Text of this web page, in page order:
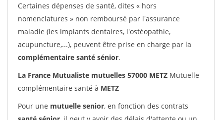
Certaines dépenses de santé, dites « hors
nomenclatures » non remboursé par l'assurance
maladie (les implants dentaires, l'ostéopathie,
acupuncture,...), peuvent être prise en charge par la
complémentaire santé sénior.
La France Mutualiste mutuelles 57000 METZ Mutuelle
complémentaire santé à METZ
Pour une mutuelle senior, en fonction des contrats